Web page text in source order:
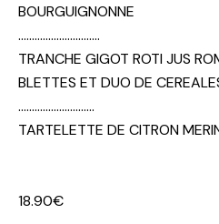
BOURGUIGNONNE
…………………………
TRANCHE GIGOT ROTI JUS
BLETTES ET DUO DE
……………………….
TARTELETTE DE CITRON
18.90€